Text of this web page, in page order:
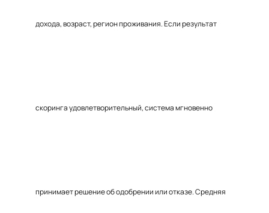
дохода, возраст, регион проживания. Если результат
скоринга удовлетворительный, система мгновенно
принимает решение об одобрении или отказе. Средняя